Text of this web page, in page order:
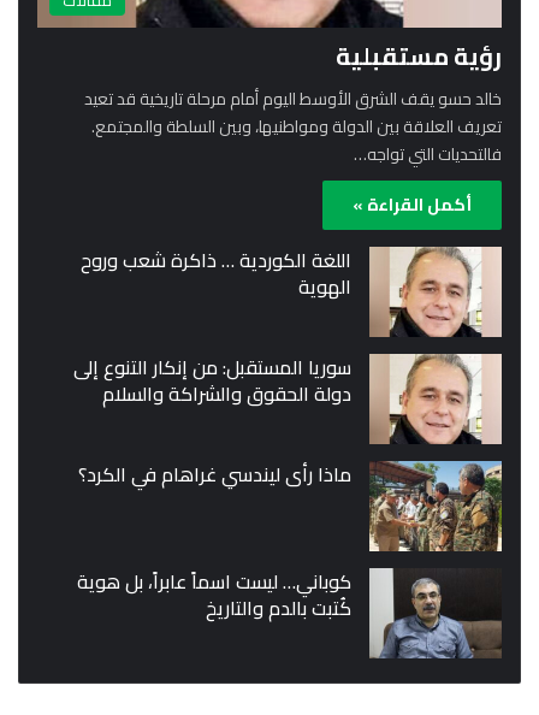
رؤية مستقبلية
خالد حسو يقف الشرق الأوسط اليوم أمام مرحلة تاريخية قد تعيد
تعريف العلاقة بين الدولة ومواطنيها، وبين السلطة والمجتمع.
فالتحديات التي تواجه…
أكمل القراءة »
اللغة الكوردية … ذاكرة شعب وروح
الهوية
سوريا المستقبل: من إنكار التنوع إلى
دولة الحقوق والشراكة والسلام
ماذا رأى ليندسي غراهام في الكرد؟
كوباني… ليست اسماً عابراً، بل هوية
كُتبت بالدم والتاريخ